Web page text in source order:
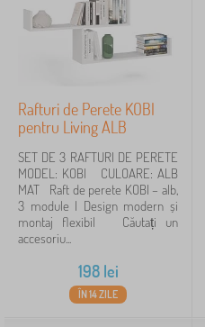
Rafturi de Perete KOBI
pentru Living ALB
SET DE 3 RAFTURI DE PERETE
MODEL: KOBI CULOARE: ALB
MAT Raft de perete KOBI – alb,
3 module | Design modern și
montaj flexibil Căutați un
accesoriu...
198lei
ÎN 14 ZILE